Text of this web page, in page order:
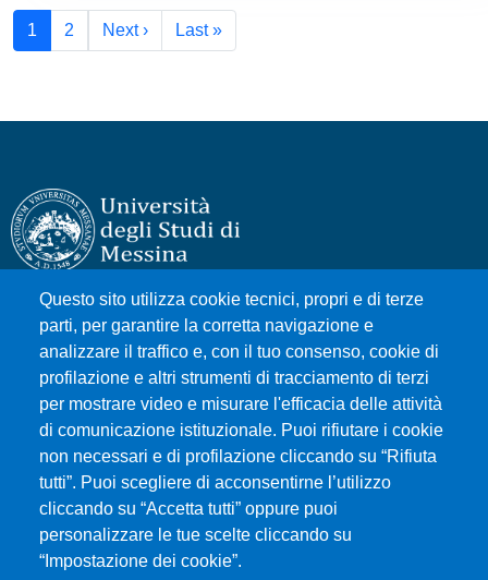
Paginazione
1 2 Next ›Pagina successiva
Last »Ultima pagina
Questo sito utilizza cookie tecnici, propri e di terze
parti, per garantire la corretta navigazione e
analizzare il traffico e, con il tuo consenso, cookie di
profilazione e altri strumenti di tracciamento di terzi
per mostrare video e misurare l'efficacia delle attività
di comunicazione istituzionale. Puoi rifiutare i cookie
non necessari e di profilazione cliccando su “Rifiuta
tutti”. Puoi scegliere di acconsentirne l’utilizzo
cliccando su “Accetta tutti” oppure puoi
personalizzare le tue scelte cliccando su
“Impostazione dei cookie”.
Università degli Studi di Messina
Piazza Pugliatti, 1 - 98122 Messina
Cod. Fiscale 80004070837
P.IVA 00724160833
Centralino: 090 676 1
MENÙ SOCIAL
MENÙ FOOTER 1
Accessibilità